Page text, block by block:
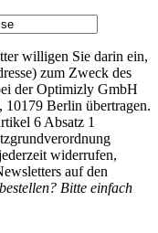
willigen Sie darin ein,
zum Zweck des
der Optimizly GmbH
Berlin übertragen.
6 Absatz 1
widerrufen,
auf den
Bitte einfach